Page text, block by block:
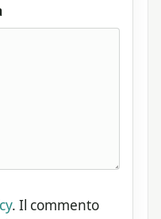
. Il commento